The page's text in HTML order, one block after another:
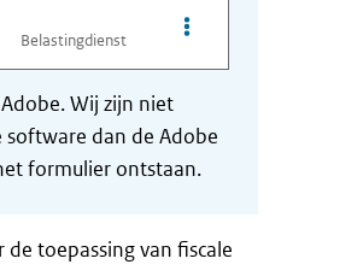
Belastingdienst
Opties van bestand
Wij zijn niet
dan de Adobe
formulier ontstaan.
toepassing van fiscale